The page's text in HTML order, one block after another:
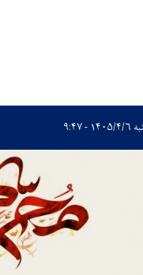
۶ - ۹:۴۷